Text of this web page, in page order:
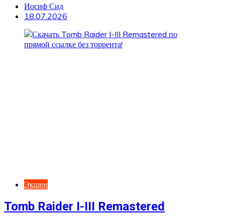
Иосиф Сид
18.07.2026
Экшен
Tomb Raider I-III Remastered